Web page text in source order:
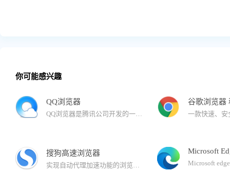
你可能感兴趣
QQ浏览器
QQ浏览器是腾讯公司开发的一款极速浏览器，已升级为AI浏览器。 在用户浏览的过程中，QQ浏览器提供AI能力，帮助用户高效获取信息，提升处理、生成信息的效率。还有多个AI助理，帮助完成复杂任务。
谷歌浏览器
搜狗高速浏览器
实现自动代理加速功能的浏览器。与拼音输入法、五笔输入法等产品一同成为您高速上网的必备工具。搜狗浏览器拥有国内首款“真双核”引擎，采用多级加速机制，能大幅提高您的上网速度。
Microsoft